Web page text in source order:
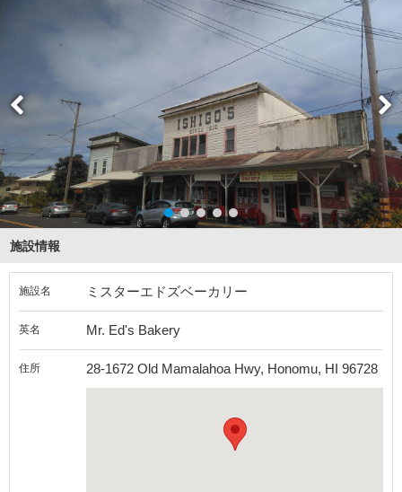
施設情報
施設名 ミスターエドズベーカリー
英名 Mr. Ed's Bakery
住所 28-1672 Old Mamalahoa Hwy, Honomu, HI 96728